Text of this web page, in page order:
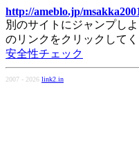
http://ameblo.jp/
別のサイトにジャンプし
のリンクをクリックしてく
安全性チェック
2007 - 2026 link2.in